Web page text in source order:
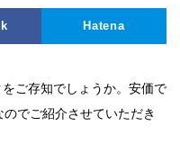
Hatena
ご存知でしょうか。安価で
でご紹介させていただき